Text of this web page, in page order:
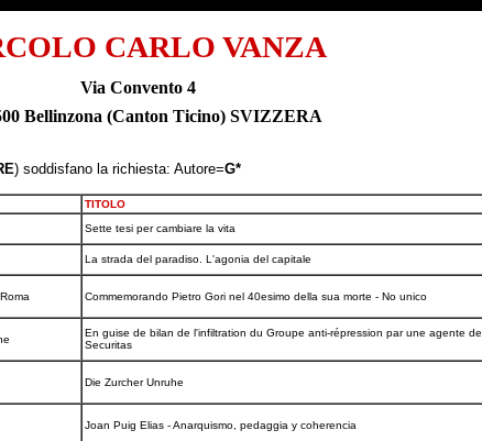
CARLO VANZA
Via Convento 4
Bellinzona (Canton Ticino) SVIZZERA
) soddisfano la richiesta: Autore=G*
TITOLO
Sette tesi per cambiare la vita
La strada del paradiso. L'agonia del capitale
Commemorando Pietro Gori nel 40esimo della sua morte - No unico
En guise de bilan de l'infiltration du Groupe anti-répression par une agente de
Securitas
Die Zurcher Unruhe
Joan Puig Elias - Anarquismo, pedaggia y coherencia